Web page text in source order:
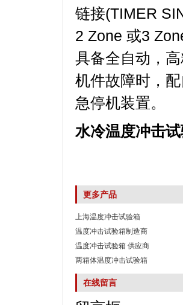
链接(TIMER
2 Zone 或3 Zone
具备全自动，
机件故障时，
急停机装置。
水冷温度冲击
更多产品
上海温度冲击试验箱
温度冲击试验箱制造商
温度冲击试验箱 供应商
两箱体温度冲击试验箱
在线留言